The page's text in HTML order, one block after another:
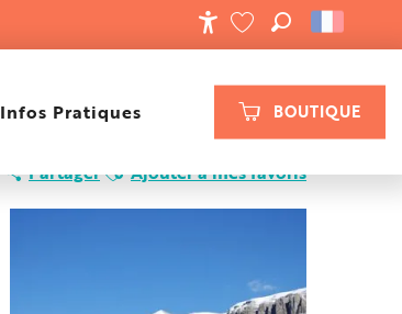
BOUTIQUE
VOIR LES FAVORIS
RECHERCHE
Infos Pratiques
Partager Ajouter à mes favoris